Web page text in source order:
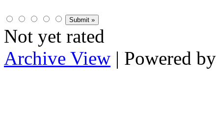
Not yet rated
Archive View | Powered